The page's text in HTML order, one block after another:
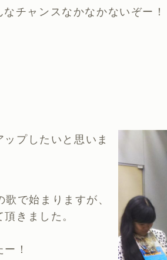
チャンスなかなかないぞー
プしたいと思いま
で始まりますが、
きました。
！